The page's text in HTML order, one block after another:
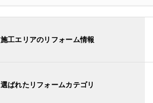
施工エリアのリフォーム情報
選ばれたリフォームカテゴリ